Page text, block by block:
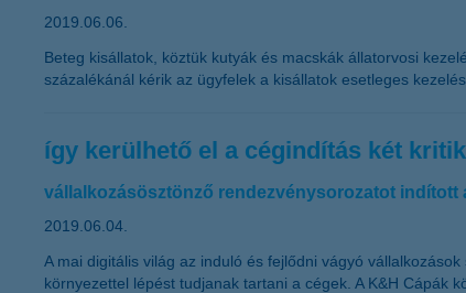
2019.06.06.
Beteg kisállatok, köztük kutyák és macskák állatorvosi
százalékánál kérik az ügyfelek a kisállatok esetleges
így kerülhető el a cégindítás két
vállalkozásösztönző rendezvénysorozatot indított
2019.06.04.
A mai digitális világ az induló és fejlődni vágyó
környezettel lépést tudjanak tartani a cégek. A K&H Cápák